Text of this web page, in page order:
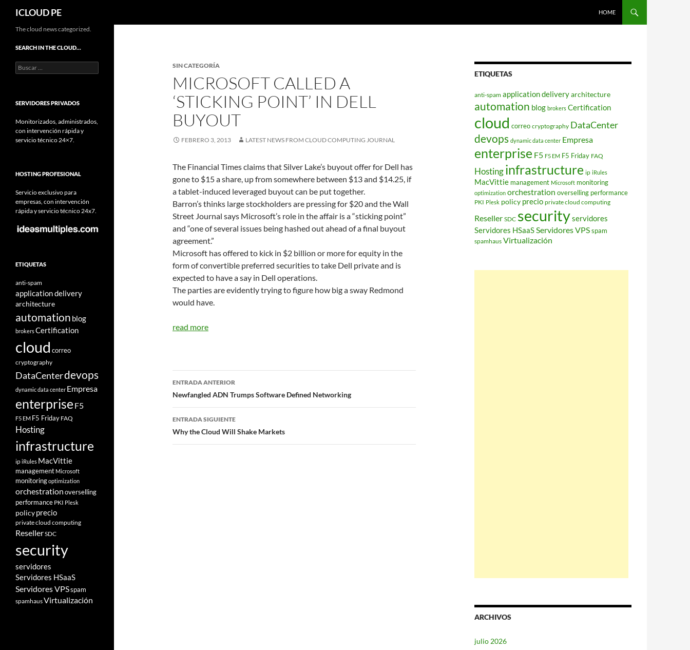
Saltar
contenido
ICLOUD PE HOME
SIN CATEGORÍA
MICROSOFT CALLED A
‘STICKING POINT’ IN DELL
BUYOUT
FEBRERO 3, 2013 LATEST NEWS FROM CLOUD COMPUTING JOURNAL
The Financial Times claims that Silver Lake’s buyout offer for Dell has
gone to $15 a share, up from somewhere between $13 and $14.25, if
a tablet-induced leveraged buyout can be put together.
Barron’s thinks large stockholders are pressing for $20 and the Wall
Street Journal says Microsoft’s role in the affair is a “sticking point”
and “one of several issues being hashed out ahead of a final buyout
agreement.”
Microsoft has offered to kick in $2 billion or more for equity in the
form of convertible preferred securities to take Dell private and is
expected to have a say in Dell operations.
The parties are evidently trying to figure how big a sway Redmond
would have.
read more
Navegador
de
entradas
ENTRADA ANTERIOR
Newfangled ADN Trumps Software Defined Networking
ENTRADA SIGUIENTE
Why the Cloud Will Shake Markets
ETIQUETAS
anti-spam application deliveryarchitecture
automation blog brokers Certification
cloud correo cryptography DataCenter
devops dynamic data center Empresa
enterprise F5 F5 EM F5 Friday FAQ
Hostinginfrastructure ip iRules
MacVittie management Microsoft monitoring
optimization orchestration overselling performance
PKI Plesk policy precio private cloud computing
Reseller SDC securityservidores
Servidores HSaaSServidores VPSspam
spamhaus Virtualización
ARCHIVOS
julio 2026
The cloud news categorized.
SEARCH IN THE CLOUD…
Buscar:
SERVIDORES PRIVADOS
Monitorizados, administrados,
con intervención rápida y
servicio técnico 24×7.
HOSTING PROFESIONAL
Servicio exclusivo para
empresas, con intervención
rápida y servicio técnico 24x7.
ETIQUETAS
anti-spam
application delivery
architecture
automation blog
brokersCertification
cloud correo
cryptography
DataCenterdevops
dynamic data center Empresa
enterprise F5
F5 EM F5 Friday FAQ
Hosting
infrastructure
ipiRules MacVittie
management Microsoft
monitoringoptimization
orchestrationoverselling
performance PKI Plesk
policyprecio
private cloud computing
ResellerSDC
security
servidores
Servidores HSaaS
Servidores VPSspam
spamhausVirtualización